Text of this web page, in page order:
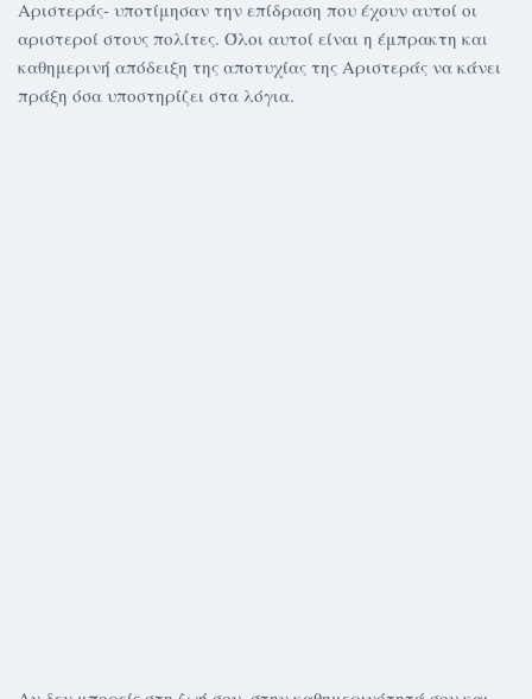
Αριστεράς- υποτίμησαν την επίδραση που έχουν αυτοί οι
αριστεροί στους πολίτες. Όλοι αυτοί είναι η έμπρακτη και
καθημερινή απόδειξη της αποτυχίας της Αριστεράς να κάνει
πράξη όσα υποστηρίζει στα λόγια.